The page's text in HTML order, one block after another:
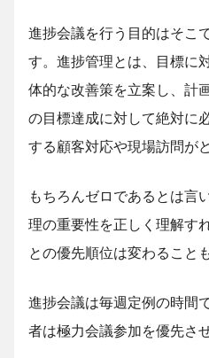
進捗会議を行う目的はそこ
す。進捗管理とは、目標に
体的な改善策を立案し、計
の目標達成に対して絶対に
する顧客対応や現場訪問が
もちろんゼロであるとは言
理の重要性を正しく理解す
との優先順位は変わること
進捗会議は毎週定例の時間
者は極力会議参加を優先さ